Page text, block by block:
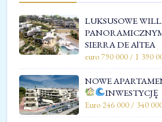
LUKSUSOWE
SIERRA DE AlTEA
euro 790 000 / 1 390
NOWE
INWESTYCJĘ
Euro 246 000 / 340